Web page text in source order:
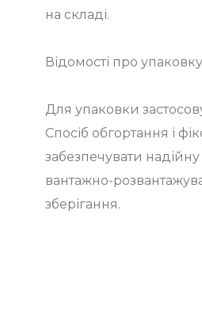
на складі.
Відомості про
Для упаковки
Спосіб обгортання і
забезпечувати надійну
вантажно-
зберігання.